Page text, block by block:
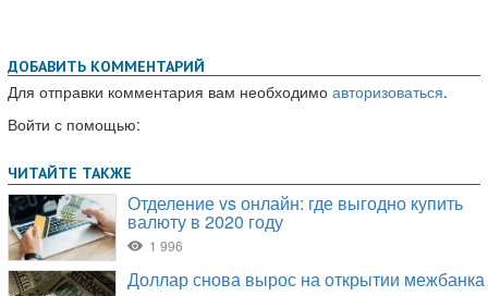
ДОБАВИТЬ КОММЕНТАРИЙ
Для отправки комментария вам необходимо авторизоваться.
Войти с помощью: